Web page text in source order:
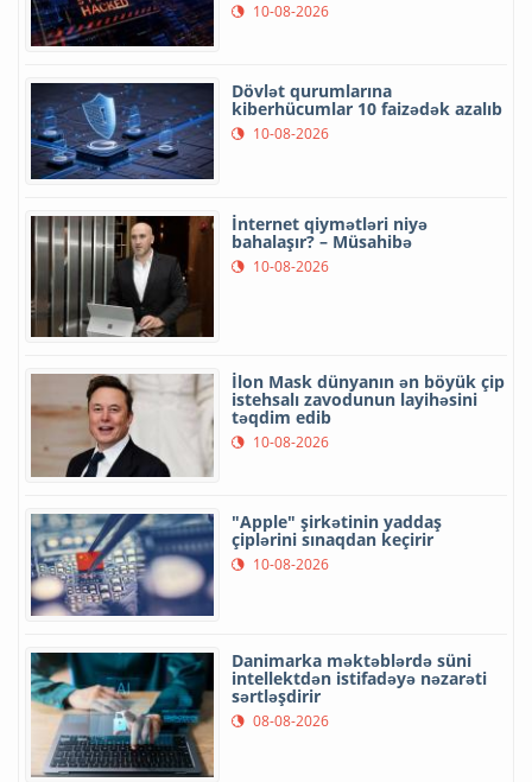
10-08-2026
Dövlət qurumlarına
kiberhücumlar 10 faizədək azalıb
10-08-2026
İnternet qiymətləri niyə
bahalaşır? – Müsahibə
10-08-2026
İlon Mask dünyanın ən böyük çip
istehsalı zavodunun layihəsini
təqdim edib
10-08-2026
"Apple" şirkətinin yaddaş
çiplərini sınaqdan keçirir
10-08-2026
Danimarka məktəblərdə süni
intellektdən istifadəyə nəzarəti
sərtləşdirir
08-08-2026